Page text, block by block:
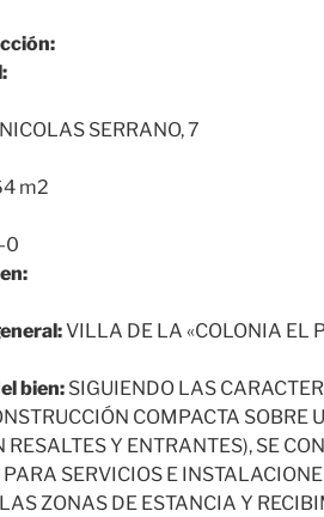
NICOLAS SERRANO, 7
m2
0
VILLA DE LA «COLONIA EL
bien: SIGUIENDO LAS
COMPACTA
RESALTES Y ENTRANTES), SE
SERVICIOS E
ZONAS DE ESTANCIA Y